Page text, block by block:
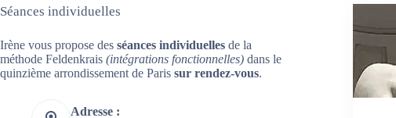
Séances individuelles
Irène vous propose des séances individuelles de la
méthode Feldenkrais (intégrations fonctionnelles) dans le
quinzième arrondissement de Paris sur rendez-vous.
Adresse :